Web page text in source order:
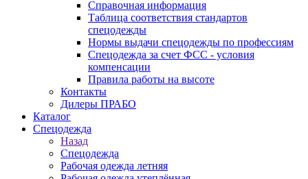
Справочная информация
Таблица соответствия стандартов
спецодежды
Нормы выдачи спецодежды по профессиям
Спецодежда за счет ФСС - условия
компенсации
Правила работы на высоте
Контакты
Дилеры ПРАБО
Каталог
Спецодежда
Назад
Спецодежда
Рабочая одежда летняя